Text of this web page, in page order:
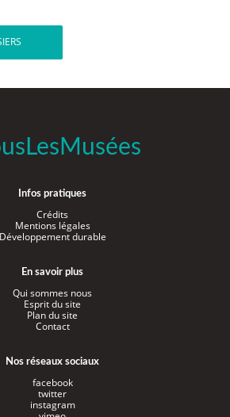
Infos pratiques
Crédits
Mentions légales
Développement durable
En savoir plus
Qui sommes nous
Esprit du site
Plan du site
Contact
Nos réseaux sociaux
facebook
twitter
instagram